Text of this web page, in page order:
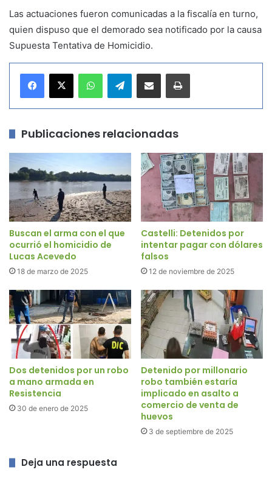
Las actuaciones fueron comunicadas a la fiscalía en turno,
quien dispuso que el demorado sea notificado por la causa
Supuesta Tentativa de Homicidio.
Telegram
Publicaciones relacionadas
Buscan el arma con el que
ocurrió el homicidio de
Lucas Acevedo
18 de marzo de 2025
Castelli: Detenidos por
intentar pagar con dólares
falsos
12 de noviembre de 2025
Dos detenidos por un robo
a mano armada en
Resistencia
30 de enero de 2025
Detenido por millonario
robo también estaría
implicado en asalto a
comercio de venta de
huevos
3 de septiembre de 2025
Deja una respuesta